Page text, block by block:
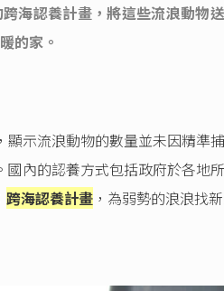
海認養計畫，將這些流浪動物
的家。
示流浪動物的數量並未因精準
內的認養方式包括政府於各地
跨海認養計畫，為弱勢的浪浪找